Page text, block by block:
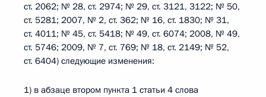
ст. 2062; № 28, ст. 2974; № 29, ст. 3121, 3122; № 50,
ст. 5281; 2007, № 2, ст. 362; № 16, ст. 1830; № 31,
ст. 4011; № 45, ст. 5418; № 49, ст. 6074; 2008, № 49,
ст. 5746; 2009, № 7, ст. 769; № 18, ст. 2149; № 52,
ст. 6404) следующие изменения:
1) в абзаце втором пункта 1 статьи 4 слова